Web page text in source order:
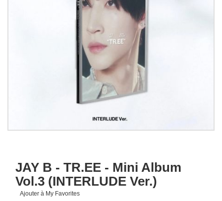
JAY B - TR.EE - Mini Album
Vol.3 (INTERLUDE Ver.)
Ajouter à My Favorites